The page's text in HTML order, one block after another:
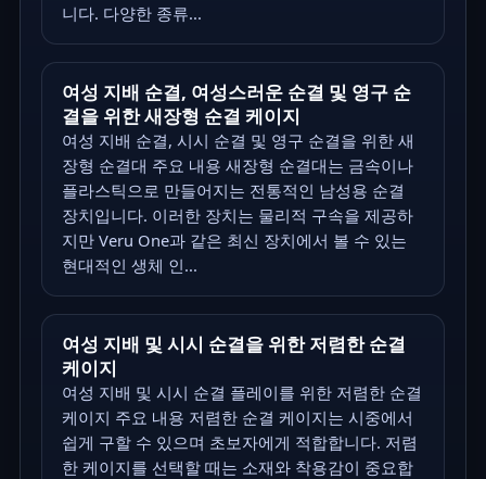
니다. 다양한 종류...
여성 지배 순결, 여성스러운 순결 및 영구 순
결을 위한 새장형 순결 케이지
여성 지배 순결, 시시 순결 및 영구 순결을 위한 새
장형 순결대 주요 내용 새장형 순결대는 금속이나
플라스틱으로 만들어지는 전통적인 남성용 순결
장치입니다. 이러한 장치는 물리적 구속을 제공하
지만 Veru One과 같은 최신 장치에서 볼 수 있는
현대적인 생체 인...
여성 지배 및 시시 순결을 위한 저렴한 순결
케이지
여성 지배 및 시시 순결 플레이를 위한 저렴한 순결
케이지 주요 내용 저렴한 순결 케이지는 시중에서
쉽게 구할 수 있으며 초보자에게 적합합니다. 저렴
한 케이지를 선택할 때는 소재와 착용감이 중요합